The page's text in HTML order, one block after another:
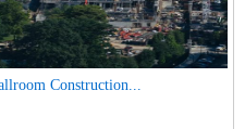
Construction...